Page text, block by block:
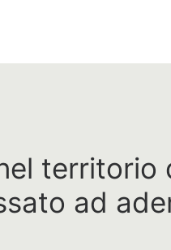
territorio
ad